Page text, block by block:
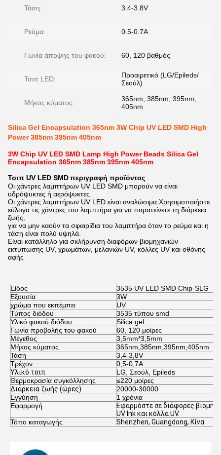
Τάση: 3.4-3.8V
Ρεύμα: 0.5-0.7A
Γωνία άποψης του φακού: 60, 120 βαθμός
Τσιπ LED:
Προαιρετικό (LG/Epileds/
Σεούλ)
Μήκος κύματος:
365nm, 385nm, 395nm,
405nm
Silica Gel Encapsulation 365nm 3W Chip UV LED SMD High
Power 385nm 395nm 405nm
3W Chip UV LED SMD Lamp High Power Beads Silica Gel
Encapsulation 365nm 385nm 395nm 405nm​
Τσιπ UV LED SMDπεριγραφή προϊόντος
Οι χάντρες λαμπτήρων UV LED SMD μπορούν να είναι
υδρόψυκτες ή αερόψυκτες.
Οι χάντρες λαμπτήρων UV LED είναι αναλώσιμα.Χρησιμοποιήστε
εύλογα τις χάντρες του λαμπτήρα για να παρατείνετε τη διάρκεια
ζωής,
για να μην καούν τα σφαιρίδια του λαμπτήρα όταν το ρεύμα και η
τάση είναι πολύ υψηλά.
Είναι κατάλληλο για σκλήρυνση διαφόρων βιομηχανιών
εκτύπωσης UV, χρωμάτων, μελανιών UV, κόλλες UV και οθόνης
αφής
Είδος
3535 UV LED SMD Chip-SLG
Εξουσία
3W
χρώμα που εκπέμπει
UV
Τύπος διόδου
3535 τύπου smd
Υλικό φακού διόδου
Silica gel
Γωνία προβολής του φακού
60, 120 μοίρες
Μέγεθος
3,5mm*3,5mm
Μήκος κύματος
365nm,385nm,395nm,405nm
Τάση
3,4-3,8V
Τρέχον
0,5-0,7Α
Υλικό τσιπ
LG, Σεούλ, Epileds
Θερμοκρασία συγκόλλησης
≤220 μοίρες
Διάρκεια ζωής (ώρες)
20000-30000
Εγγύηση
1 χρόνια
Εφαρμογή
Εφαρμόστε σε διάφορες
UV lnk και κόλλα UV.
Τόπο καταγωγής
Shenzhen, Guangdong, Κίνα